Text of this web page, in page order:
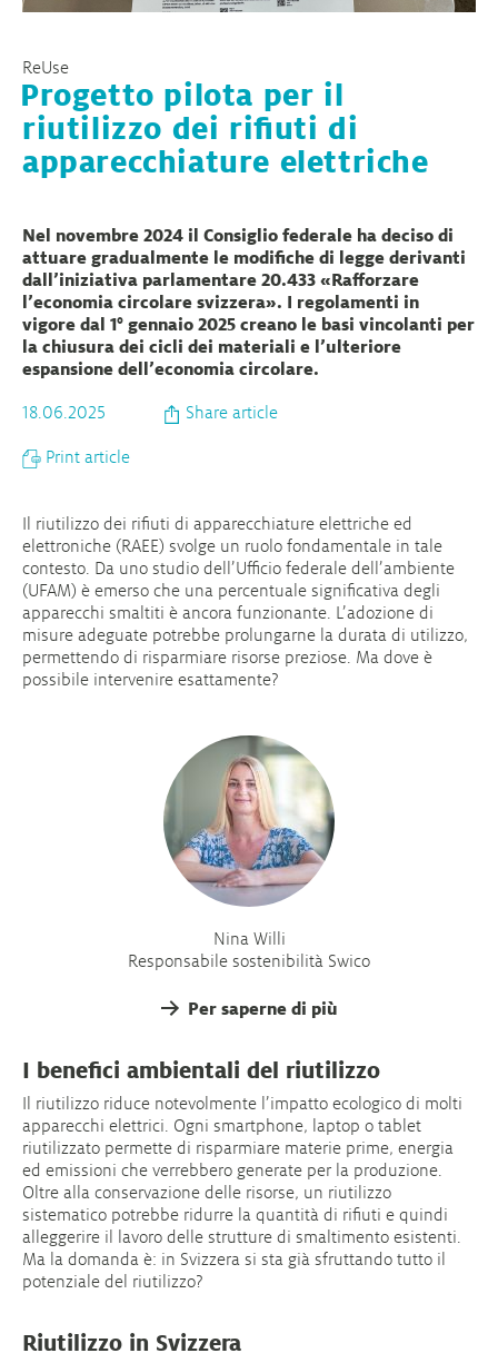
ReUse
Progetto pilota per il
riutilizzo dei rifiuti di
apparecchiature elettriche
Nel novembre 2024 il Consiglio federale ha deciso di
attuare gradualmente le modifiche di legge derivanti
dall’iniziativa parlamentare 20.433 «Rafforzare
l’economia circolare svizzera». I regolamenti in
vigore dal 1° gennaio 2025 creano le basi vincolanti per
la chiusura dei cicli dei materiali e l’ulteriore
espansione dell’economia circolare.
18.06.2025 Share article
Print article
Il riutilizzo dei rifiuti di apparecchiature elettriche ed
elettroniche (RAEE) svolge un ruolo fondamentale in tale
contesto. Da uno studio dell’Ufficio federale dell’ambiente
(UFAM) è emerso che una percentuale significativa degli
apparecchi smaltiti è ancora funzionante. L’adozione di
misure adeguate potrebbe prolungarne la durata di utilizzo,
permettendo di risparmiare risorse preziose. Ma dove è
possibile intervenire esattamente?
Nina Willi
Responsabile sostenibilità Swico
Per saperne di più
I benefici ambientali del riutilizzo
Il riutilizzo riduce notevolmente l’impatto ecologico di molti
apparecchi elettrici. Ogni smartphone, laptop o tablet
riutilizzato permette di risparmiare materie prime, energia
ed emissioni che verrebbero generate per la produzione.
Oltre alla conservazione delle risorse, un riutilizzo
sistematico potrebbe ridurre la quantità di rifiuti e quindi
alleggerire il lavoro delle strutture di smaltimento esistenti.
Ma la domanda è: in Svizzera si sta già sfruttando tutto il
potenziale del riutilizzo?
Riutilizzo in Svizzera